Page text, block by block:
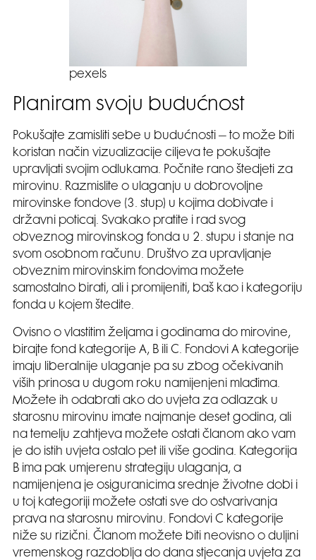
pexels
Planiram svoju budućnost
Pokušajte zamisliti sebe u budućnosti – to može biti
koristan način vizualizacije ciljeva te pokušajte
upravljati svojim odlukama. Počnite rano štedjeti za
mirovinu. Razmislite o ulaganju u dobrovoljne
mirovinske fondove (3. stup) u kojima dobivate i
državni poticaj. Svakako pratite i rad svog
obveznog mirovinskog fonda u 2. stupu i stanje na
svom osobnom računu. Društvo za upravljanje
obveznim mirovinskim fondovima možete
samostalno birati, ali i promijeniti, baš kao i kategoriju
fonda u kojem štedite.
Ovisno o vlastitim željama i godinama do mirovine,
birajte fond kategorije A, B ili C. Fondovi A kategorije
imaju liberalnije ulaganje pa su zbog očekivanih
viših prinosa u dugom roku namijenjeni mlađima.
Možete ih odabrati ako do uvjeta za odlazak u
starosnu mirovinu imate najmanje deset godina, ali
na temelju zahtjeva možete ostati članom ako vam
je do istih uvjeta ostalo pet ili više godina. Kategorija
B ima pak umjerenu strategiju ulaganja, a
namijenjena je osiguranicima srednje životne dobi i
u toj kategoriji možete ostati sve do ostvarivanja
prava na starosnu mirovinu. Fondovi C kategorije
niže su rizični. Članom možete biti neovisno o duljini
vremenskog razdoblja do dana stjecanja uvjeta za